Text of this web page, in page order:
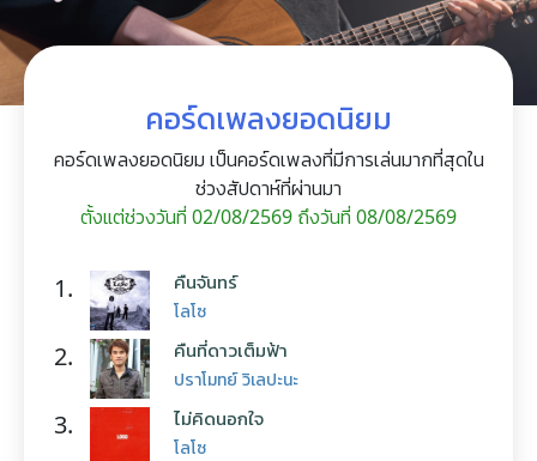
คอร์ดเพลงยอดนิยม
คอร์ดเพลงยอดนิยม เป็นคอร์ดเพลงที่มีการเล่นมากที่สุดใน
ช่วงสัปดาห์ที่ผ่านมา
ตั้งแต่ช่วงวันที่ 02/08/2569 ถึงวันที่ 08/08/2569
1. คืนจันทร์
โลโซ
2. คืนที่ดาวเต็มฟ้า
ปราโมทย์ วิเลปะนะ
3. ไม่คิดนอกใจ
โลโซ